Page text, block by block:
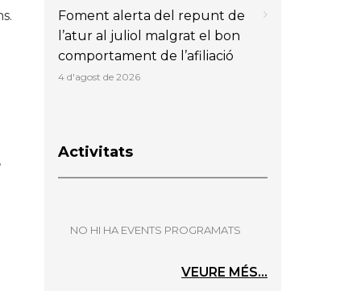
Foment alerta del repunt de
l’atur al juliol malgrat el bon
comportament de l’afiliació
4 d'agost de 2026
Activitats
NO HI HA EVENTS PROGRAMATS
VEURE MÉS...